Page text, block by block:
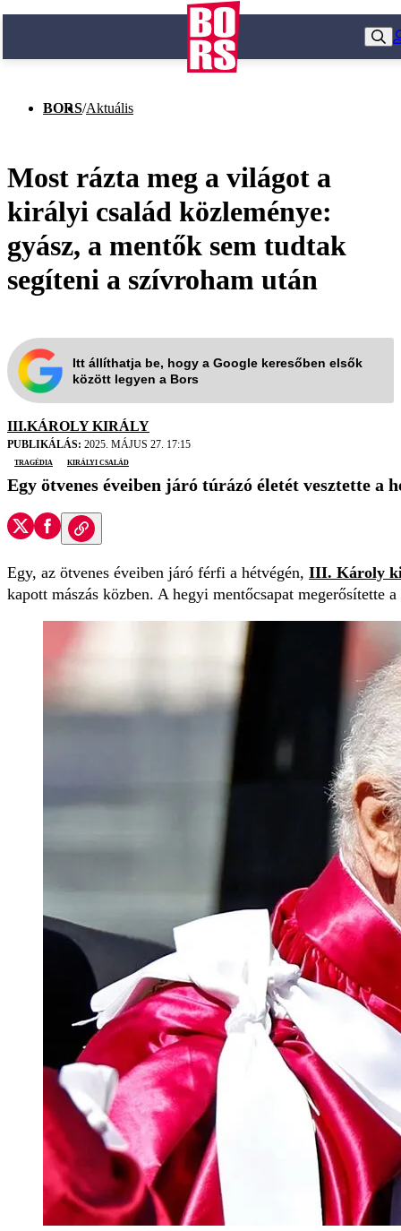
BORS/Aktuális
Most rázta meg a világot a
királyi család közleménye:
gyász, a mentők sem tudtak
segíteni a szívroham után
Itt állíthatja be, hogy a Google keresőben elsők
között legyen a Bors
III.KÁROLY KIRÁLY
PUBLIKÁLÁS: 2025. MÁJUS 27. 17:15
tragédia
királyi család
Egy ötvenes éveiben járó túrázó életét vesztette
Egy, az ötvenes éveiben járó férfi a hétvégén, III. Károly
kapott mászás közben. A hegyi mentőcsapat megerősítette